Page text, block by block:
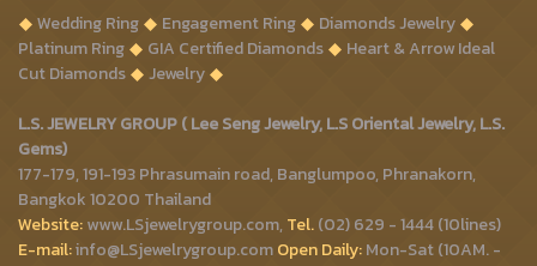
Wedding Ring
Engagement Ring
Diamonds Jewelry
Platinum Ring
GIA Certified Diamonds
Heart & Arrow Ideal
Cut Diamonds
Jewelry
L.S. JEWELRY GROUP ( Lee Seng Jewelry, L.S Oriental Jewelry, L.S.
Gems)
177-179, 191-193 Phrasumain road, Banglumpoo, Phranakorn,
Bangkok 10200 Thailand
Website:www.LSjewelrygroup.com, Tel.(02) 629 - 1444 (10lines)
E-mail:info@LSjewelrygroup.comOpen Daily:Mon-Sat (10AM. -